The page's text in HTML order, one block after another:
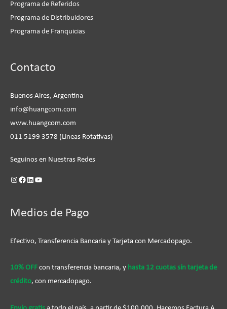
Programa de Referidos
Programa de Distribuidores
Programa de Franquicias
Contacto
Buenos Aires, Argentina
info@huangcom.com
www.huangcom.com
011 5199 3578 (Lineas Rotativas)
Seguinos en Nuestras Redes
Medios de Pago
Efectivo, Transferencia Bancaria y Tarjeta con Mercadopago.
10% OFF con transferencia bancaria, y hasta 12 cuotas sín tarjeta de
crédito, con mercadopago.